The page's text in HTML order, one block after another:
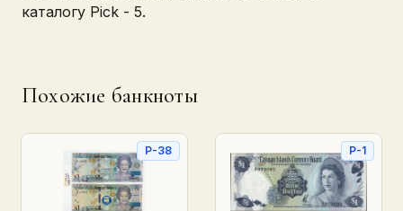
каталогу Pick - 5.
Похожие банкноты
P-38 P-1